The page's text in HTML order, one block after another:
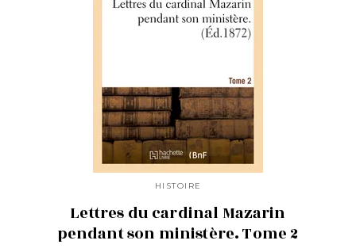
HISTOIRE
Lettres du cardinal Mazarin
pendant son ministère. Tome 2